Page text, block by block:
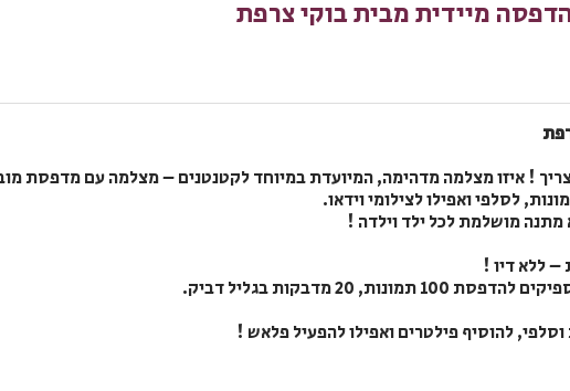
מיידית מבית בוקי צרפת
! איזו מצלמה מדהימה, המיועדת במיוחד לקטנטנים – מצלמה עם מדפסת
לסלפי ואפילו לצילומי וידאו.
מתנה מושלמת לכל ילד וילדה !
ללא דיו !
להוסיף פילטרים ואפילו להפעיל פלאש !